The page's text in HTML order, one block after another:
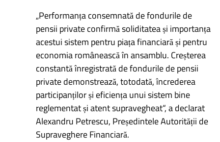
„Performanța consemnată de fondurile de
pensii private confirmă soliditatea și importanța
acestui sistem pentru piața financiară și pentru
economia românească în ansamblu. Creșterea
constantă înregistrată de fondurile de pensii
private demonstrează, totodată, încrederea
participanților și eficiența unui sistem bine
reglementat și atent supravegheat“, a declarat
Alexandru Petrescu, Președintele Autorității de
Supraveghere Financiară.